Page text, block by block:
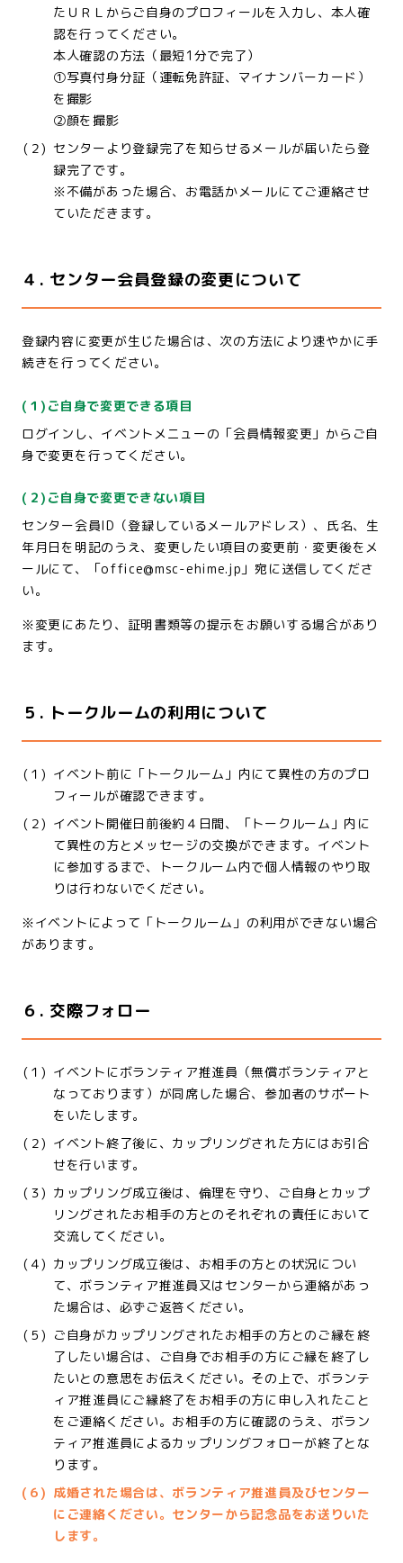
たＵＲＬからご自身のプロフィールを入力し、本人確
認を行ってください。
本人確認の方法（最短1分で完了）
①写真付身分証（運転免許証、マイナンバーカード）
を撮影
②顔を撮影
(２) センターより登録完了を知らせるメールが届いたら登
録完了です。
※不備があった場合、お電話かメールにてご連絡させ
ていただきます。
４. センター会員登録の変更について
登録内容に変更が生じた場合は、次の方法により速やかに手
続きを行ってください。
(１)ご自身で変更できる項目
ログインし、イベントメニューの「会員情報変更」からご自
身で変更を行ってください。
(２)ご自身で変更できない項目
センター会員ID（登録しているメールアドレス）、氏名、生
年月日を明記のうえ、変更したい項目の変更前・変更後をメ
ールにて、「office@msc-ehime.jp」宛に送信してくださ
い。
※変更にあたり、証明書類等の提示をお願いする場合があり
ます。
５. トークルームの利用について
(１) イベント前に「トークルーム」内にて異性の方のプロ
フィールが確認できます。
(２) イベント開催日前後約４日間、「トークルーム」内に
て異性の方とメッセージの交換ができます。イベント
に参加するまで、トークルーム内で個人情報のやり取
りは行わないでください。
※イベントによって「トークルーム」の利用ができない場合
があります。
６. 交際フォロー
(１) イベントにボランティア推進員（無償ボランティアと
なっております）が同席した場合、参加者のサポート
をいたします。
(２) イベント終了後に、カップリングされた方にはお引合
せを行います。
(３) カップリング成立後は、倫理を守り、ご自身とカップ
リングされたお相手の方とのそれぞれの責任において
交流してください。
(４) カップリング成立後は、お相手の方との状況につい
て、ボランティア推進員又はセンターから連絡があっ
た場合は、必ずご返答ください。
(５) ご自身がカップリングされたお相手の方とのご縁を終
了したい場合は、ご自身でお相手の方にご縁を終了し
たいとの意思をお伝えください。その上で、ボランテ
ィア推進員にご縁終了をお相手の方に申し入れたこと
をご連絡ください。お相手の方に確認のうえ、ボラン
ティア推進員によるカップリングフォローが終了とな
ります。
(６) 成婚された場合は、ボランティア推進員及びセンター
にご連絡ください。センターから記念品をお送りいた
します。